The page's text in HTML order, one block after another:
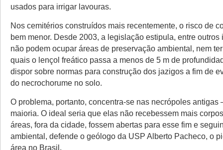
usados para irrigar lavouras.
Nos cemitérios construídos mais recentemente, o risco de
bem menor. Desde 2003, a legislação estipula, entre outros
não podem ocupar áreas de preservação ambiental, nem
quais o lençol freático passa a menos de 5 m de
dispor sobre normas para construção dos jazigos a fim de
do necrochorume no solo.
O problema, portanto, concentra-se nas necrópoles antigas
maioria. O ideal seria que elas não recebessem mais
áreas, fora da cidade, fossem abertas para esse fim e
ambiental, defende o geólogo da USP Alberto Pacheco, o
área no Brasil.